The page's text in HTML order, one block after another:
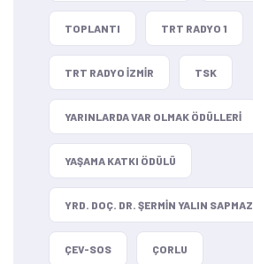
TOPLANTI TRT RADYO 1
TRT RADYO IZMIR TSK
YARINLARDA VAR OLMAK ÖDÜLLERI
YAŞAMA KATKI ÖDÜLÜ
YRD. DOÇ. DR. ŞERMIN YALIN SAPMAZ
ÇEV-SOS ÇORLU